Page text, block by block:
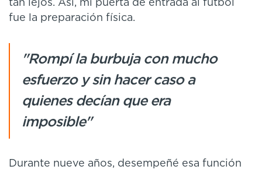
tan lejos. Así, mi puerta de entrada al fútbol
fue la preparación física.
"Rompí la burbuja con mucho
esfuerzo y sin hacer caso a
quienes decían que era
imposible"
Durante nueve años, desempeñé esa función